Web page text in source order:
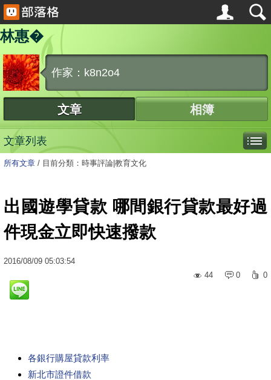
林惠�
作家：k8n2o4
文章 相簿
文章列表
所有文章 / 目前分類：時事評論|教育文化
出國遊學貸款 哪間銀行貸款最好過
件現金立即快速撥款
2016/08/09 05:03:54
44
0 0
各銀行購屋貸款利率
新北市證件借款